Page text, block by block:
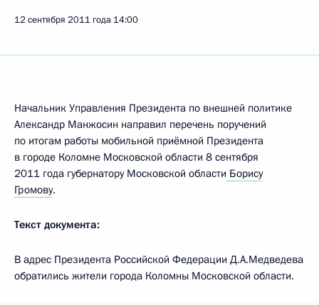
12 сентября 2011 года 14:00
Начальник Управления Президента по внешней политике
Александр Манжосин направил перечень поручений
по итогам работы мобильной приёмной Президента
в городе Коломне Московской области 8 сентября
2011 года губернатору Московской области Борису
Громову.
Текст документа:
В адрес Президента Российской Федерации Д.А.Медведева
обратились жители города Коломны Московской области.